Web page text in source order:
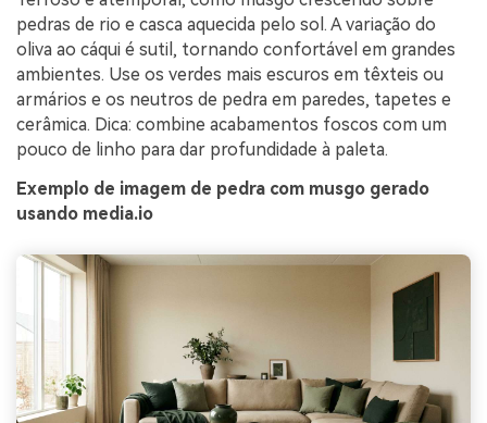
pedras de rio e casca aquecida pelo sol. A variação do
oliva ao cáqui é sutil, tornando confortável em grandes
ambientes. Use os verdes mais escuros em têxteis ou
armários e os neutros de pedra em paredes, tapetes e
cerâmica. Dica: combine acabamentos foscos com um
pouco de linho para dar profundidade à paleta.
Exemplo de imagem de pedra com musgo gerado
usando media.io